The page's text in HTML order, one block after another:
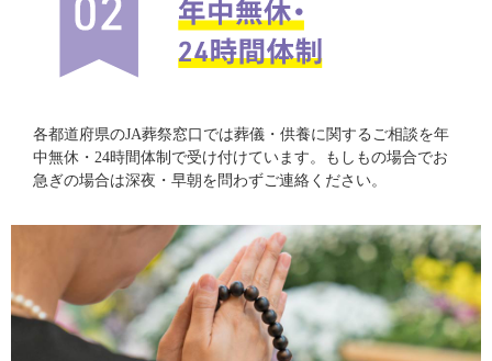
各都道府県のJA葬祭窓口では葬儀・供養に関するご相談を年
中無休・24時間体制で受け付けています。もしもの場合でお
急ぎの場合は深夜・早朝を問わずご連絡ください。